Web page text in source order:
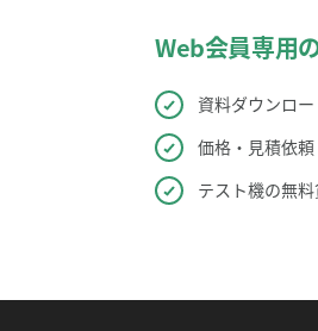
Web会員専用
資料ダウンロー
価格・見積依頼
テスト機の無